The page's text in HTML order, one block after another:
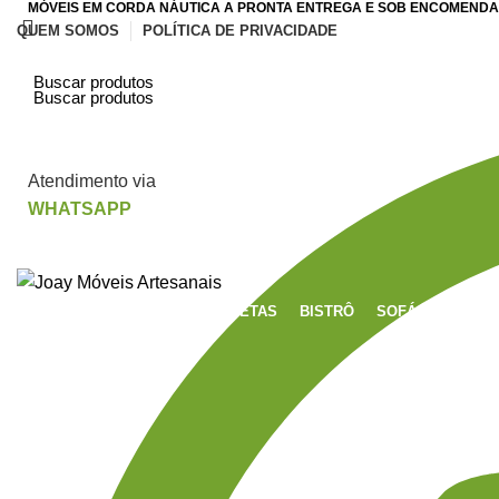
MÓVEIS EM CORDA NÁUTICA A PRONTA ENTREGA E SOB ENCOMENDA
QUEM SOMOS POLÍTICA DE PRIVACIDADE
Atendimento via
WHATSAPP
BANQUETAS BISTRÔ SOFÁS